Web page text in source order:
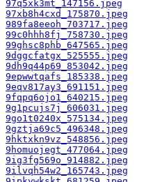
97q5xk3mt_147156.jpeg
97xb8h4cxd_175870.jpeg
989fa8eeoh_703717.jpeg
99c0hhh8fj_758730.jpeg
99ghsc8phb_647565.jpeg
9dggcfatgx_525555.jpeg
9dh9q44p69_853042.jpeg
9epwwtqafs_185338.jpeg
9eqv817ay3_691151.jpeg
9fqpq6ojo1_640215.jpeg
9g1pcujs7j_606031.jpeg
9go1t0240x_575134.jpeg
9gztja69c5_496348.jpeg
9hktxkn9vz_548856.jpeg
9homuojegt_477064.jpeg
9ig3fg569o_914882.jpeg
9ilvqh54w2_165743.jpeg